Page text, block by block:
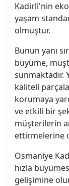
Kadirli'nin
yaşam
olmuştur.
Bunun yanı
büyüme,
sunmaktadır.
kaliteli
korumaya
ve etkili bir
müşterilerin
ettirmelerine
Osmaniye
hızla
gelişimine